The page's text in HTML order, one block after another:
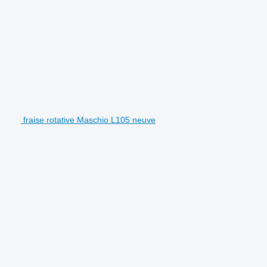
fraise rotative Maschio L105 neuve